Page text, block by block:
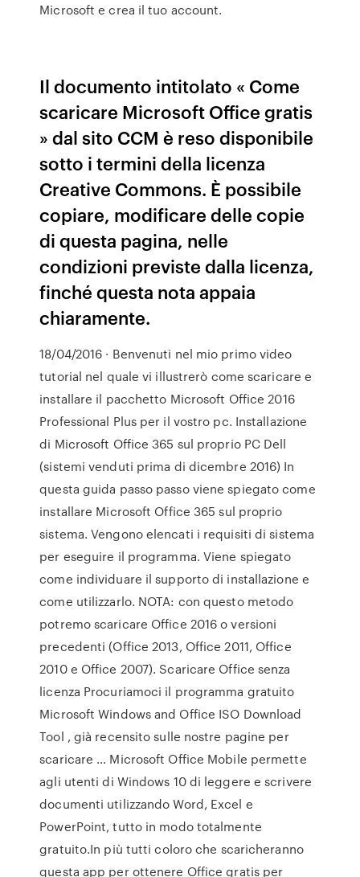
Microsoft e crea il tuo account.
Il documento intitolato « Come
scaricare Microsoft Office gratis
» dal sito CCM è reso disponibile
sotto i termini della licenza
Creative Commons. È possibile
copiare, modificare delle copie
di questa pagina, nelle
condizioni previste dalla licenza,
finché questa nota appaia
chiaramente.
18/04/2016 · Benvenuti nel mio primo video
tutorial nel quale vi illustrerò come scaricare e
installare il pacchetto Microsoft Office 2016
Professional Plus per il vostro pc. Installazione
di Microsoft Office 365 sul proprio PC Dell
(sistemi venduti prima di dicembre 2016) In
questa guida passo passo viene spiegato come
installare Microsoft Office 365 sul proprio
sistema. Vengono elencati i requisiti di sistema
per eseguire il programma. Viene spiegato
come individuare il supporto di installazione e
come utilizzarlo. NOTA: con questo metodo
potremo scaricare Office 2016 o versioni
precedenti (Office 2013, Office 2011, Office
2010 e Office 2007). Scaricare Office senza
licenza Procuriamoci il programma gratuito
Microsoft Windows and Office ISO Download
Tool , già recensito sulle nostre pagine per
scaricare … Microsoft Office Mobile permette
agli utenti di Windows 10 di leggere e scrivere
documenti utilizzando Word, Excel e
PowerPoint, tutto in modo totalmente
gratuito.In più tutti coloro che scaricheranno
questa app per ottenere Office gratis per